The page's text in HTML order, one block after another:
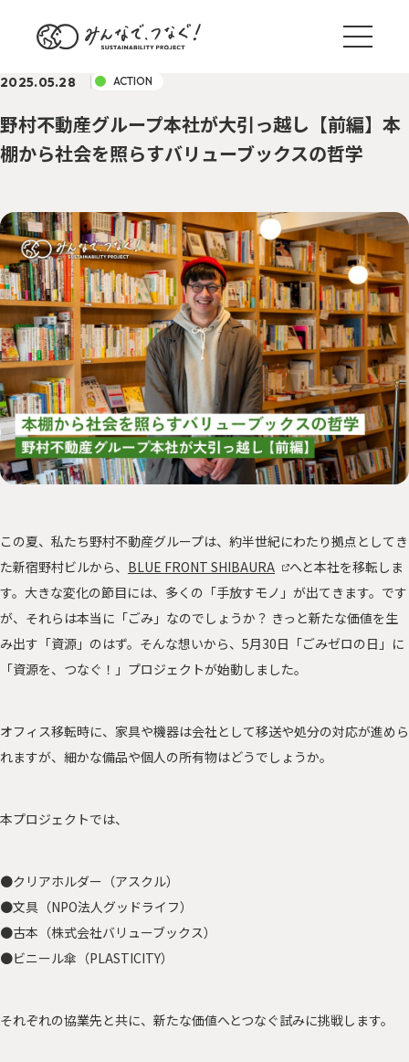
ブログ一覧
TREND サステナ国内外事例
ACTION 野村のサステナアクション
PEOPLE サステナに向き合う人々
CHALLENGE 「みんつな」の歩み
森を、つなぐ 東京プロジェクト
資源を、つなぐ！オフィス移転プロジェクト
2025.05.28 ACTION
野村不動産グループ本社が大引っ越し【前編】本
棚から社会を照らすバリューブックスの哲学
この夏、私たち野村不動産グループは、約半世紀にわたり拠点としてき
た新宿野村ビルから、 BLUE FRONT SHIBAURA
へと本社を移転しま
す。大きな変化の節目には、多くの「手放すモノ」が出てきます。です
が、それらは本当に「ごみ」なのでしょうか？ きっと新たな価値を生
み出す「資源」のはず。そんな想いから、5月30日「ごみゼロの日」に
「資源を、つなぐ！」プロジェクトが始動しました。
オフィス移転時に、家具や機器は会社として移送や処分の対応が進めら
れますが、細かな備品や個人の所有物はどうでしょうか。
本プロジェクトでは、
●クリアホルダー（アスクル）
●文具（NPO法人グッドライフ）
●古本（株式会社バリューブックス）
●ビニール傘（PLASTICITY）
それぞれの協業先と共に、新たな価値へとつなぐ試みに挑戦します。